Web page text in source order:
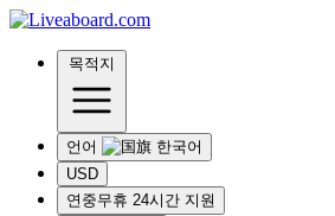
목적지
언어
USD
연중무휴 24시간 지원